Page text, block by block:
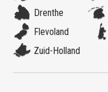
Drenthe
Flevoland
Zuid-Holland